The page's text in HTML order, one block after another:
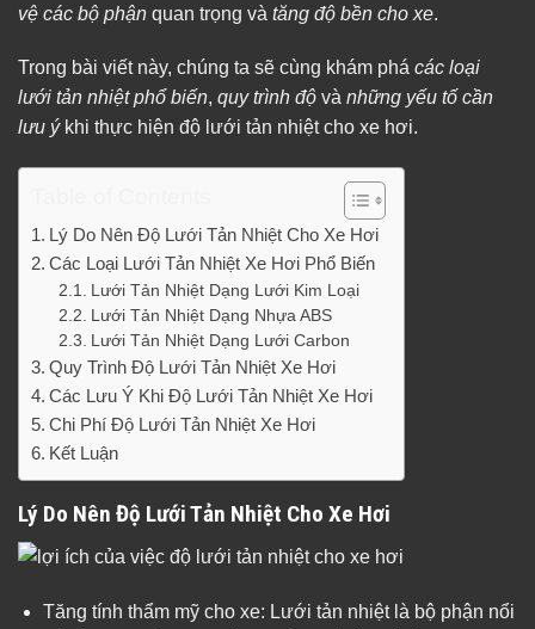
vệ các bộ phận quan trọng và tăng độ bền cho xe.
Trong bài viết này, chúng ta sẽ cùng khám phá các loại
lưới tản nhiệt phổ biến, quy trình độ và những yếu tố cần
lưu ýkhi thực hiện độ lưới tản nhiệt cho xe hơi.
Lý Do Nên Độ Lưới Tản Nhiệt Cho Xe Hơi
Các Loại Lưới Tản Nhiệt Xe Hơi Phổ Biến
Lưới Tản Nhiệt Dạng Lưới Kim Loại
Lưới Tản Nhiệt Dạng Nhựa ABS
Lưới Tản Nhiệt Dạng Lưới Carbon
Quy Trình Độ Lưới Tản Nhiệt Xe Hơi
Các Lưu Ý Khi Độ Lưới Tản Nhiệt Xe Hơi
Chi Phí Độ Lưới Tản Nhiệt Xe Hơi
Kết Luận
Lý Do Nên Độ Lưới Tản Nhiệt Cho Xe Hơi
Tăng tính thẩm mỹ cho xe: Lưới tản nhiệt là bộ phận nổi